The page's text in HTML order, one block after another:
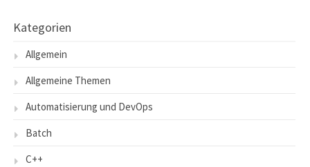
Kategorien
Allgemein
Allgemeine Themen
Automatisierung und DevOps
Batch
C++